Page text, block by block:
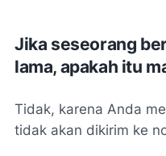
Jika seseorang
lama, apakah itu
Tidak, karena Anda
tidak akan dikirim ke